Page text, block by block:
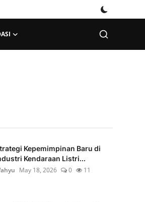
Kepemimpinan Baru di
Kendaraan Listri...
May 18, 2026 0 11